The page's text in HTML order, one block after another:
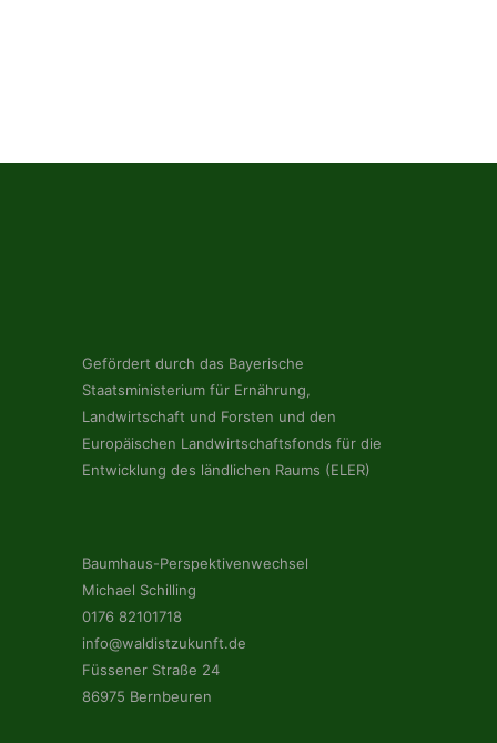
Gefördert durch das Bayerische
Staatsministerium für Ernährung,
Landwirtschaft und Forsten und den
Europäischen Landwirtschaftsfonds für die
Entwicklung des ländlichen Raums (ELER)
Baumhaus-Perspektivenwechsel
Michael Schilling
0176 82101718
info@waldistzukunft.de
Füssener Straße 24
86975 Bernbeuren